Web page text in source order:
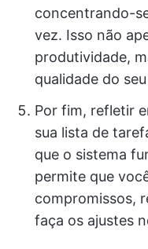
concentrando-
vez. Isso não
produtividade,
qualidade do
Por fim, refletir
sua lista de
que o sistema
permite que
compromissos,
faça os ajustes